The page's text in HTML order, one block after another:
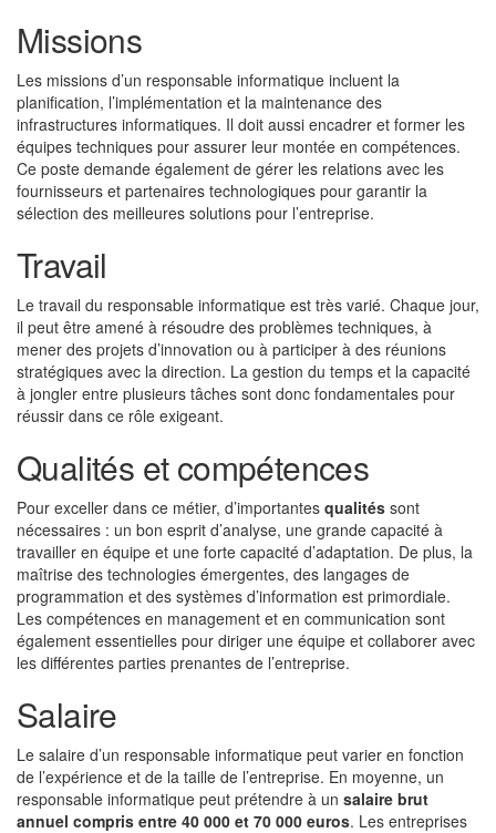
Missions
Les missions d’un responsable informatique incluent la
planification, l’implémentation et la maintenance des
infrastructures informatiques. Il doit aussi encadrer et former les
équipes techniques pour assurer leur montée en compétences.
Ce poste demande également de gérer les relations avec les
fournisseurs et partenaires technologiques pour garantir la
sélection des meilleures solutions pour l’entreprise.
Travail
Le travail du responsable informatique est très varié. Chaque jour,
il peut être amené à résoudre des problèmes techniques, à
mener des projets d’innovation ou à participer à des réunions
stratégiques avec la direction. La gestion du temps et la capacité
à jongler entre plusieurs tâches sont donc fondamentales pour
réussir dans ce rôle exigeant.
Qualités et compétences
Pour exceller dans ce métier, d’importantes qualités sont
nécessaires : un bon esprit d’analyse, une grande capacité à
travailler en équipe et une forte capacité d’adaptation. De plus, la
maîtrise des technologies émergentes, des langages de
programmation et des systèmes d’information est primordiale.
Les compétences en management et en communication sont
également essentielles pour diriger une équipe et collaborer avec
les différentes parties prenantes de l’entreprise.
Salaire
Le salaire d’un responsable informatique peut varier en fonction
de l’expérience et de la taille de l’entreprise. En moyenne, un
responsable informatique peut prétendre à un salaire brut
annuel compris entre 40 000 et 70 000 euros. Les entreprises